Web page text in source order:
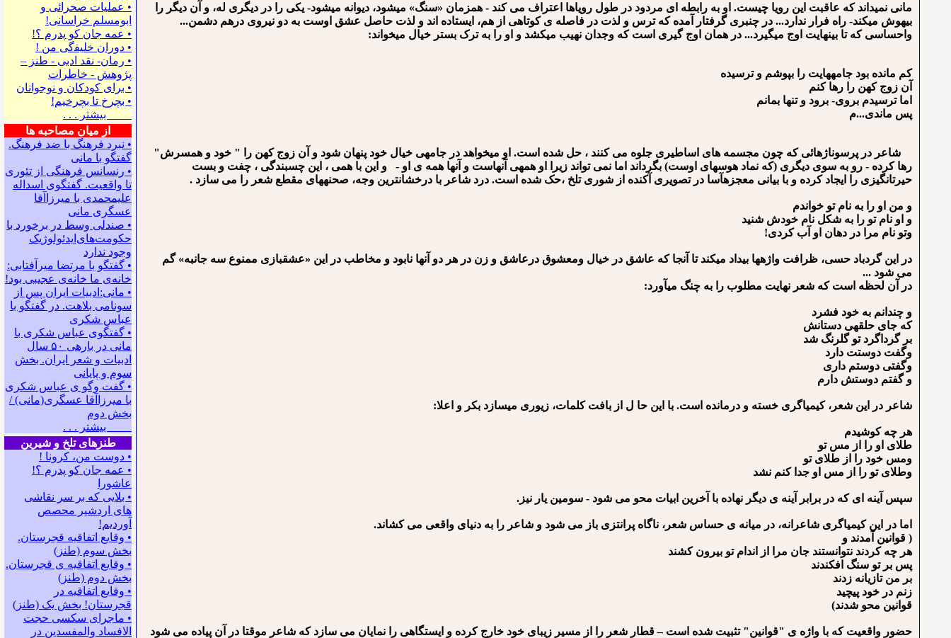
• عملیات صحرائی و
ابومسلم خراسانی!
• ﻋﻤﻪ ﺟﺎﻥ ﻛﻮ ﭘﺪﺭﻡ ؟!
• ﺩﻭﺭﺍﻥ ﺧﻠﻴﻔگی ﻣﻦ !
• رمان- نقد ادبی - طنز –
پژوهش - خاطرات
• ﺑﺮﺍﻯ ﻛﻮﺩﻛﺎﻥ ﻭ ﻧﻮﺟﻮﺍﻧﺎﻥ
• بچرخ تا بچرخیم!
بیشتر . . .
از میان مصاحبه ها
• نبرد فرهنگ با ضد فرهنگ.
گفتگو با ﻣﺎﻧﻰ
• رنسانس فرهنگی ‌از تئوری
‌تا واقعیت. گفتگوی اسداله
علیمحمدی با میرزاآقا
عسگری ‌مانی
• صندلی وسط در برخورد با
حکومت‌های‌ایدئولوژیک
وجود ندارد
• گفتگو با مرتضا میرآفتابی:
ﺧﺎﻧﻪﻯ ﻣﺎ ﺧﺎﻧﻪﻯ ﻋﺠﻴﺒﻰ ﺑﻮﺩ!
• مانی:ادبیات ایران پس از
سونامی بلاهت. در گفتگو با
عباس شکری
• گفتگوی عباس شکری با
مانی در باره‍ی ۵۰ سال
ادبیات و شعر ایران. بخش
سوم و پایانی
• گفت وگو ی عباس شکری
با میرزاآقا عسگری(مانی) /
بخش دوم
بیشتر . . .
طنزهای تلخ و شیرین
• دوست من، کرونا !
• ﻋﻤﻪ ﺟﺎﻥ ﻛﻮ ﭘﺪﺭﻡ ؟!
عاشورا
• بلایی که بر سر نقاشی
های اردشیر محصص
آوردیم!
• وقایع اتفاقیه قجرستان.
بخش سوم (طنز)
• وقایع اتفاقیه ی قجرستان.
بخش دوم (طنز)
• وقایع اتفاقیه در
قجرستان! بخش یک (طنز)
• ماجرای سکسی حجت
الافساد والمفسدین در
مانی نمی⁪داند که عاقبت این رویا چیست. او به رابطه ای مردود در طول رویاها اعتراف می کند - همزمان «سنگ» می⁪شود، دیوانه می⁪شود- یکی را در دیگری له، و آن دیگر را
بی⁪هوش می⁪کند- راه فرار ندارد... در چنبری گرفتار آمده که ترس و لذت در فاصله⁪ ی کوتاهی از هم، ایستاده اند و لذت حاصل عشق اوست به دو نیروی درهم دشمن...
واحساسی که تا بی⁪نهایت اوج می⁪گیرد... در همان اوج گیری است که وجدان نهیب می⁪کشد و او را به ترک بستر خیال می⁪خواند:
کم مانده بود جامه⁪هایت را بپوشم و ترسیده
آن زوج کهن را رها کنم
اما ترسیدم بروی- برود و تنها بمانم
پس ماندی...م
شاعر در پرسوناژهائی که چون مجسمه های اساطیری جلوه می کنند ، حل شده است. او می⁪خواهد در جامه⁪ی خیال خود پنهان شود و آن زوج کهن را " خود و همسرش"
رها کرده - رو به سوی دیگری (که نماد هوسهای اوست) بگرداند اما نمی تواند زیرا او همه⁪ی آن⁪هاست و آنها همه ی او - و این با همی ، این چسبندگی ، چفت و بست
حیرت⁪انگیزی را ایجاد کرده و با بیانی معجزه⁪آسا در تصویری آکنده از شوری تلخ ،حک شده است. درد شاعر با درخشان⁪ترین وجه، صحنه⁪های مقطع شعر را می سازد .
و من او را به نام تو خواندم
و او نام تو را به شکل نام خودش شنید
وتو نام مرا در دهان او آب کردی!
در این گردباد حسی، ظرافت واژه⁪ها بیداد می⁪کند تا آن⁪جا که عاشق در خیال ومعشوق درعاشق و زن در هر دو آنها نابود و مخاطب در این «عشقبازی ممنوع سه جانبه» گم
می شود ...
در آن لحظه است که شعر نهایت مطلوب را به چنگ می⁪آورد:
و چندانم به خود فشرد
که جای حلقه⁪ی دستانش
بر گرداگرد تو گلرنگ شد
وگفت دوستت دارد
وگفتی دوستم داری
و گفتم دوستش دارم
شاعر در این شعر، کیمیاگری خسته و درمانده است. با این حا ل از بافت کلمات، زیوری می⁪سازد بکر و اعلا:
هر چه کوشیدم
طلای او را از مس تو
ومس خود را از طلای تو
وطلای تو را از مس او جدا کنم نشد
سپس آینه ای که در برابر آینه ی دیگر نهاده با آخرین ابیات محو می شود - سومین یار نیز.
اما در این کیمیاگری شاعرانه، در میانه ی حساس شعر، ناگاه پرانتزی باز می شود و شاعر را به دنیای واقعی می کشاند.
( قوانین آمدند و
هر چه کردند نتوانستند جان مرا از اندام تو بیرون کشند
پس بر تو سنگ افکندند
بر من تازیانه زدند
زنم در خود پیچید
قوانین محو شدند)
حضور واقعیت که با واژه ی "قوانین" تثبیت شده است – قطار شعر را از مسیر زیبای خود خارج کرده و ایستگاهی را نمایان می سازد که شاعر موقتا در آن پیاده می شود